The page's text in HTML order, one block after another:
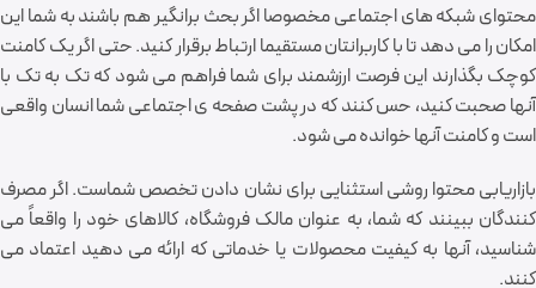
محتوای شبکه های اجتماعی مخصوصا اگر بحث برانگیر هم باشند به شما این
امکان را می دهد تا با کاربرانتان مستقیما ارتباط برقرار کنید. حتی اگر یک کامنت
کوچک بگذارند این فرصت ارزشمند برای شما فراهم می شود که تک به تک با
آنها صحبت کنید، حس کنند که در پشت صفحه ی اجتماعی شما انسان واقعی
است و کامنت آنها خوانده می شود.
بازاریابی محتوا روشی استثنایی برای نشان دادن تخصص شماست. اگر مصرف
کنندگان ببینند که شما، به عنوان مالک فروشگاه، کالاهای خود را واقعاً می
شناسید، آنها به کیفیت محصولات یا خدماتی که ارائه می دهید اعتماد می
کنند.